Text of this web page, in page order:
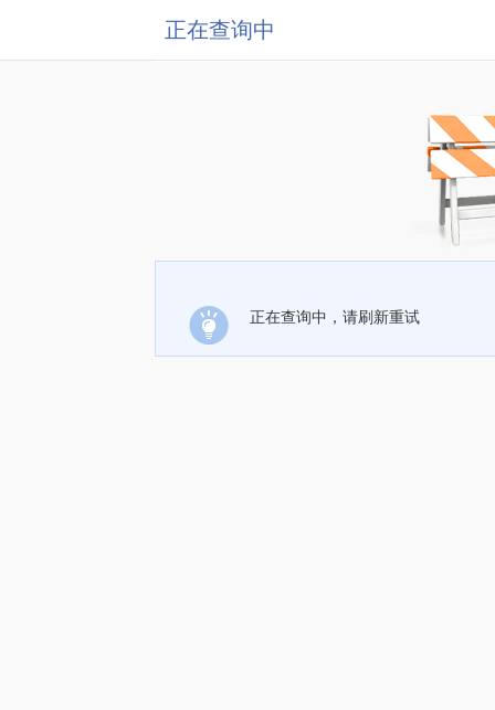
正在查询中
正在查询中，请刷新重试